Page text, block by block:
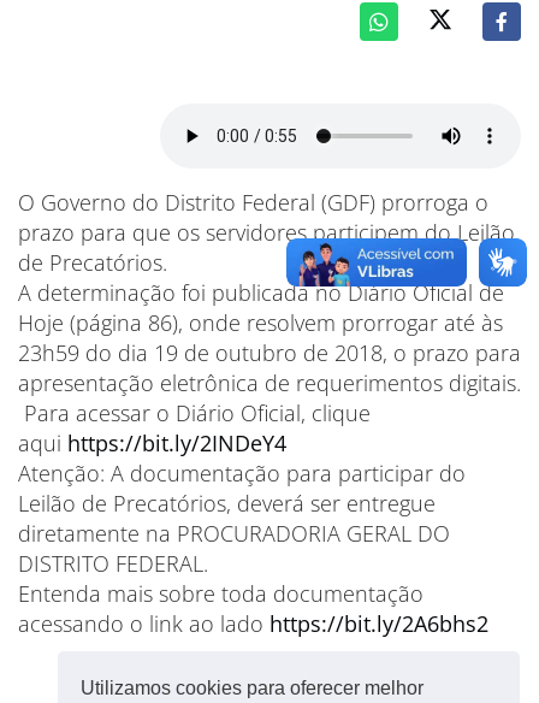
Utilizamos cookies para oferecer melhor
O Governo do Distrito Federal (GDF) prorroga o
prazo para que os servidores participem do Leilão
de Precatórios.
A determinação foi publicada no Diário Oficial de
Hoje (página 86), onde resolvem prorrogar até às
23h59 do dia 19 de outubro de 2018, o prazo para
apresentação eletrônica de requerimentos digitais.
Para acessar o Diário Oficial, clique
aqui https://bit.ly/2INDeY4
Atenção: A documentação para participar do
Leilão de Precatórios, deverá ser entregue
diretamente na PROCURADORIA GERAL DO
DISTRITO FEDERAL.
Entenda mais sobre toda documentação
acessando o link ao lado https://bit.ly/2A6bhs2